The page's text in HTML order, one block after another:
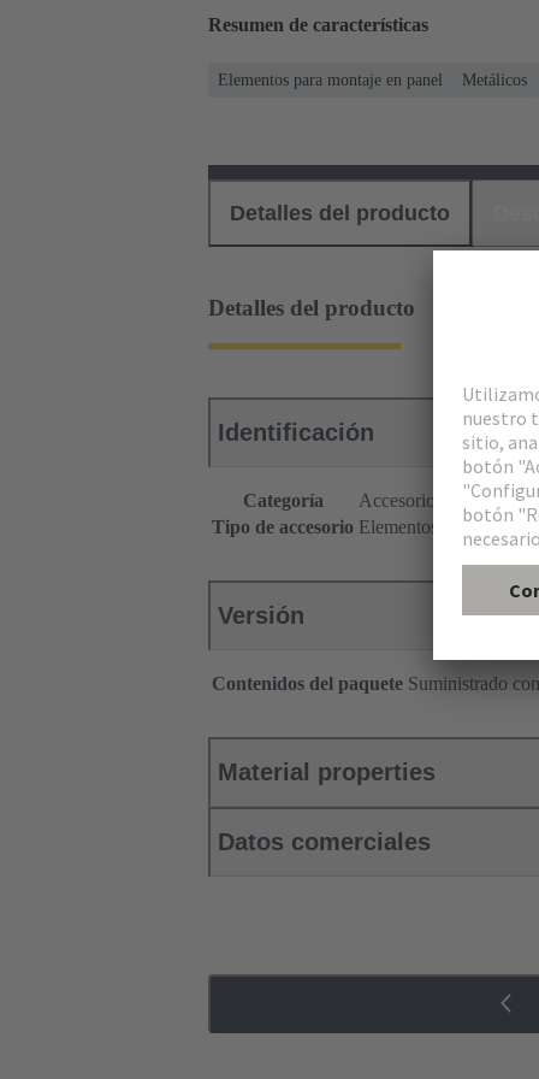
Resumen de características
Elementos para montaje en panel Metálicos
Detalles del producto
Detalles del producto
Identificación
Categoría
Accesorios
Tipo de accesorio Elementos para montaje
Versión
Contenidos del paquete Suministrado
Material properties
Datos comerciales